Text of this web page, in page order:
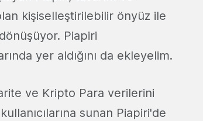
kişiselleştirilebilir önyüz ile
dönüşüyor. Piapiri
yer aldığını da ekleyelim.
ve Kripto Para verilerini
sunan Piapiri'de